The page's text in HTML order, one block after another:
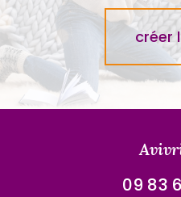
créer
09 83